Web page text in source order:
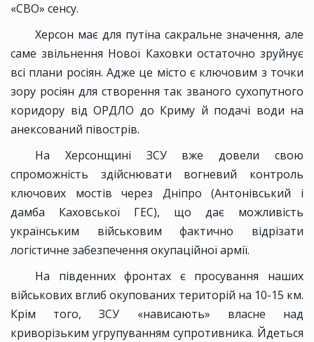
«СВО» сенсу.
Херсон має для путіна сакральне значення, але
саме звільнення Нової Каховки остаточно зруйнує
всі плани росіян. Адже це місто є ключовим з точки
зору росіян для створення так званого сухопутного
коридору від ОРДЛО до Криму й подачі води на
анексований півострів.
На Херсонщині ЗСУ вже довели свою
спроможність здійснювати вогневий контроль
ключових мостів через Дніпро (Антонівський і
дамба Каховської ГЕС), що дає можливість
українським військовим фактично відрізати
логістичне забезпечення окупаційної армії.
На південних фронтах є просування наших
військових вглиб окупованих територій на 10-15 км.
Крім того, ЗСУ «нависають» власне над
криворізьким угрупуванням супротивника. Йдеться